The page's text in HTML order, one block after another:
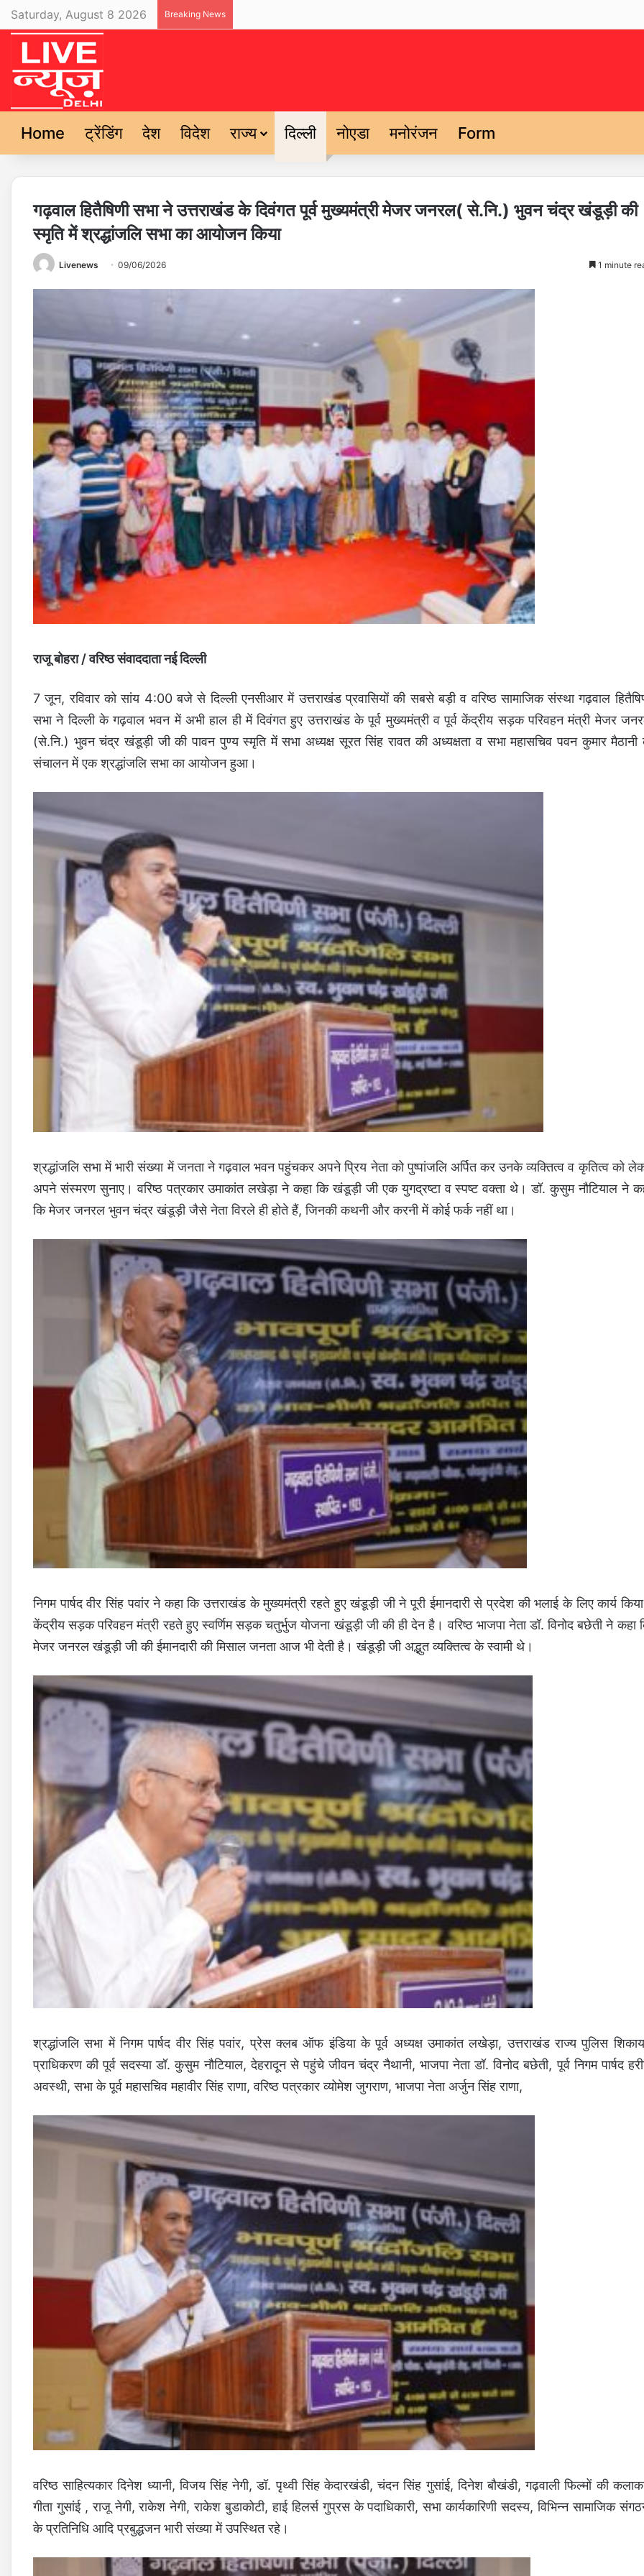
Saturday, August 8 2026 Breaking News
Home ट्रेंडिंग देश विदेश राज्य दिल्ली नोएडा मनोरंजन Form
गढ़वाल हितैषिणी सभा ने उत्तराखंड के दिवंगत पूर्व मुख्यमंत्री मेजर जनरल( से.नि.) भुवन चंद्र खंडूड़ी की
स्मृति में श्रद्धांजलि सभा का आयोजन किया
Livenews 09/06/2026 1 minute
राजू बोहरा / वरिष्ठ संवाददाता नई दिल्ली
7 जून, रविवार को सांय 4:00 बजे से दिल्ली एनसीआर में उत्तराखंड प्रवासियों की सबसे बड़ी व वरिष्ठ सामाजिक संस्था गढ़वाल
सभा ने दिल्ली के गढ़वाल भवन में अभी हाल ही में दिवंगत हुए उत्तराखंड के पूर्व मुख्यमंत्री व पूर्व केंद्रीय सड़क परिवहन मंत्री मेजर
(से.नि.) भुवन चंद्र खंडूड़ी जी की पावन पुण्य स्मृति में सभा अध्यक्ष सूरत सिंह रावत की अध्यक्षता व सभा महासचिव पवन कुमार
संचालन में एक श्रद्धांजलि सभा का आयोजन हुआ।
श्रद्धांजलि सभा में भारी संख्या में जनता ने गढ़वाल भवन पहुंचकर अपने प्रिय नेता को पुष्पांजलि अर्पित कर उनके व्यक्तित्व व कृतित्व को
अपने संस्मरण सुनाए। वरिष्ठ पत्रकार उमाकांत लखेड़ा ने कहा कि खंडूड़ी जी एक युगद्रष्टा व स्पष्ट वक्ता थे। डॉ. कुसुम नौटियाल ने
कि मेजर जनरल भुवन चंद्र खंडूड़ी जैसे नेता विरले ही होते हैं, जिनकी कथनी और करनी में कोई फर्क नहीं था।
निगम पार्षद वीर सिंह पवांर ने कहा कि उत्तराखंड के मुख्यमंत्री रहते हुए खंडूड़ी जी ने पूरी ईमानदारी से प्रदेश की भलाई के लिए कार्य
केंद्रीय सड़क परिवहन मंत्री रहते हुए स्वर्णिम सड़क चतुर्भुज योजना खंडूड़ी जी की ही देन है। वरिष्ठ भाजपा नेता डॉ. विनोद बछेती ने कहा
मेजर जनरल खंडूड़ी जी की ईमानदारी की मिसाल जनता आज भी देती है। खंडूड़ी जी अद्भुत व्यक्तित्व के स्वामी थे।
श्रद्धांजलि सभा में निगम पार्षद वीर सिंह पवांर, प्रेस क्लब ऑफ इंडिया के पूर्व अध्यक्ष उमाकांत लखेड़ा, उत्तराखंड राज्य पुलिस
प्राधिकरण की पूर्व सदस्या डॉ. कुसुम नौटियाल, देहरादून से पहुंचे जीवन चंद्र नैथानी, भाजपा नेता डॉ. विनोद बछेती, पूर्व निगम पार्षद
अवस्थी, सभा के पूर्व महासचिव महावीर सिंह राणा, वरिष्ठ पत्रकार व्योमेश जुगराण, भाजपा नेता अर्जुन सिंह राणा,
वरिष्ठ साहित्यकार दिनेश ध्यानी, विजय सिंह नेगी, डॉ. पृथ्वी सिंह केदारखंडी, चंदन सिंह गुसांई, दिनेश बौखंडी, गढ़वाली फिल्मों की
गीता गुसांई , राजू नेगी, राकेश नेगी, राकेश बुडाकोटी, हाई हिलर्स गुप्रस के पदाधिकारी, सभा कार्यकारिणी सदस्य, विभिन्न सामाजिक
के प्रतिनिधि आदि प्रबुद्धजन भारी संख्या में उपस्थित रहे।